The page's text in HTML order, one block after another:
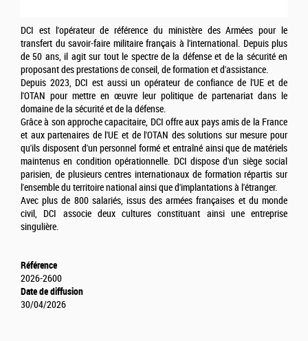
DCI est l'opérateur de référence du ministère des Armées pour le
transfert du savoir-faire militaire français à l'international. Depuis plus
de 50 ans, il agit sur tout le spectre de la défense et de la sécurité en
proposant des prestations de conseil, de formation et d'assistance.
Depuis 2023, DCI est aussi un opérateur de confiance de l'UE et de
l'OTAN pour mettre en œuvre leur politique de partenariat dans le
domaine de la sécurité et de la défense.
Grâce à son approche capacitaire, DCI offre aux pays amis de la France
et aux partenaires de l'UE et de l'OTAN des solutions sur mesure pour
qu'ils disposent d'un personnel formé et entraîné ainsi que de matériels
maintenus en condition opérationnelle. DCI dispose d'un siège social
parisien, de plusieurs centres internationaux de formation répartis sur
l'ensemble du territoire national ainsi que d'implantations à l'étranger.
Avec plus de 800 salariés, issus des armées françaises et du monde
civil, DCI associe deux cultures constituant ainsi une entreprise
singulière.
Référence
2026-2600
Date de diffusion
30/04/2026